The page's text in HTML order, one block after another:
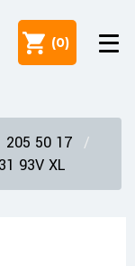
(0)
205 50 17
93V XL